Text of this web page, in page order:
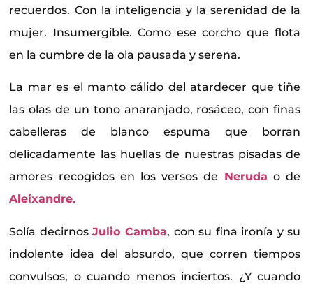
recuerdos. Con la inteligencia y la serenidad de la
mujer. Insumergible. Como ese corcho que flota
en la cumbre de la ola pausada y serena.
La mar es el manto cálido del atardecer que tiñe
las olas de un tono anaranjado, rosáceo, con finas
cabelleras de blanco espuma que borran
delicadamente las huellas de nuestras pisadas de
amores recogidos en los versos de Neruda o de
Aleixandre.
Solía decirnosJulio Camba, con su fina ironía y su
indolente idea del absurdo, que corren tiempos
convulsos, o cuando menos inciertos. ¿Y cuando